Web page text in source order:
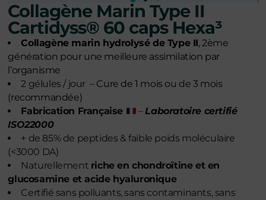
Collagène Marin Type II
Cartidyss® 60 caps Hexa³
Collagène marin hydrolysé de Type II, 2ème
génération pour une meilleure assimilation par
l’organisme
2 gélules / jour – Cure de 1 mois ou de 3 mois
(recommandée)
Fabrication Française
–Laboratoire certifié
ISO22000
+ de 85% de peptides & faible poids moléculaire
(<3000 DA)
Naturellement riche en chondroïtine et en
glucosamine et acide hyaluronique
Certifié sans polluants, sans contaminants, sans